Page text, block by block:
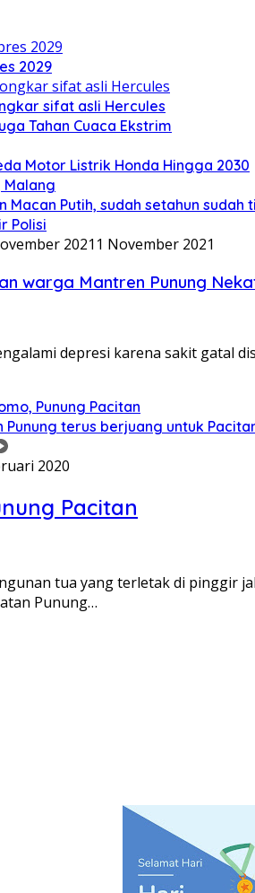
2029
sifat asli Hercules
Tahan Cuaca Ekstrim
Motor Listrik Honda Hingga 2030
Malang
Putih, sudah setahun sudah
Polisi
2021 1 November 2021
warga Mantren Punung
depresi karena sakit gatal
Punung Pacitan
terus berjuang untuk
2020
Pacitan
tua yang terletak di
Punung…